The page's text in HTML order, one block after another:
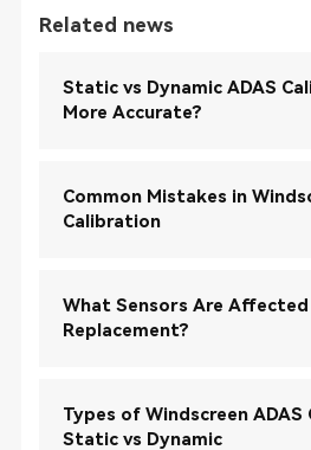
Related news
Static vs Dynamic ADAS
More Accurate?
Common Mistakes in
Calibration
What Sensors Are
Replacement?
Types of Windscreen
Static vs Dynamic